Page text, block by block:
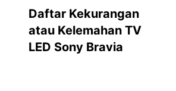
Daftar Kekurangan
atau Kelemahan TV
LED Sony Bravia